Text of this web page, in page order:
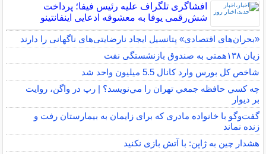
افشاگری تلگراف علیه رئیس فیفا؛ پرداخت
شش‌رقمی یوفا به معشوقه ادعایی اینفانتینو
«بحران‌های اقتصادی» پتانسیل ایجاد نارضایتی‌های ناگهانی را دارند
زیان ۱۳۸همتی به صندوق بازنشستگی نفت
شاخص کل بورس وارد کانال 5.5 میلیون واحد شد
چه كسي حافظه جمعي تهران را مي‌نويسد؟ | رپ در واگن، روايت
بر ديوار
گفت‌وگو با خانواده مادری که برای زایمان به بیمارستان رفت و
زنده نماند
هشدار چین به ژاپن: با آتش بازی نکنید